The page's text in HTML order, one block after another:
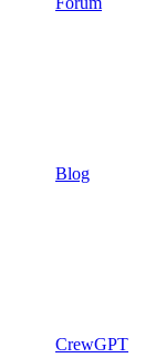
Blog
CrewGPT